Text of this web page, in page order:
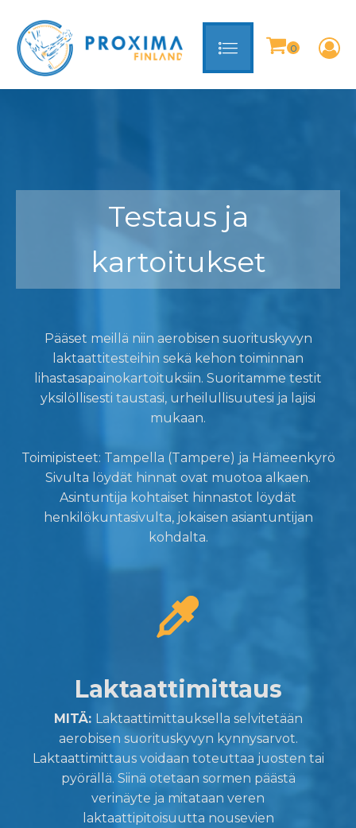
Testaus ja
kartoitukset
Pääset meillä niin aerobisen suorituskyvyn
laktaattitesteihin sekä kehon toiminnan
lihastasapainokartoituksiin. Suoritamme testit
yksilöllisesti taustasi, urheilullisuutesi ja lajisi
mukaan.
Toimipisteet: Tampella (Tampere) ja Hämeenkyrö
Sivulta löydät hinnat ovat muotoa alkaen.
Asintuntija kohtaiset hinnastot löydät
henkilökuntasivulta, jokaisen asiantuntijan
kohdalta.
Laktaattimittaus
MITÄ: Laktaattimittauksella selvitetään
aerobisen suorituskyvyn kynnysarvot.
Laktaattimittaus voidaan toteuttaa juosten tai
pyörällä. Siinä otetaan sormen päästä
verinäyte ja mitataan veren
laktaattipitoisuutta nousevien